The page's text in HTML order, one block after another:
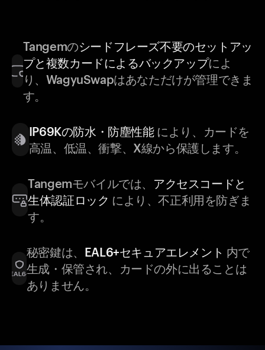
Tangemのシードフレーズ不要のセットアッ
プと複数カードによるバックアップによ
り、WagyuSwapはあなただけが管理できま
す。
IP69Kの防水・防塵性能により、カードを
高温、低温、衝撃、X線から保護します。
Tangemモバイルでは、 アクセスコードと
生体認証ロック により、不正利用を防ぎま
す。
秘密鍵は、 EAL6+セキュアエレメント 内で
生成・保管され、カードの外に出ることは
ありません。